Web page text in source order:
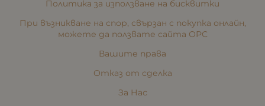
Политика за използване на бисквитки
При възникване на спор, свързан с покупка онлайн,
можете да ползвате сайта ОРС
Вашите права
Отказ от сделка
За Нас